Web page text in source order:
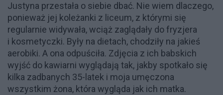
Justyna przestała o siebie dbać. Nie wiem dlaczego,
ponieważ jej koleżanki z liceum, z którymi się
regularnie widywała, wciąż zaglądały do fryzjera
i kosmetyczki. Były na dietach, chodziły na jakieś
aerobiki. A ona odpuściła. Zdjęcia z ich babskich
wyjść do kawiarni wyglądają tak, jakby spotkało się
kilka zadbanych 35-latek i moja umęczona
wszystkim żona, która wygląda jak ich matka.